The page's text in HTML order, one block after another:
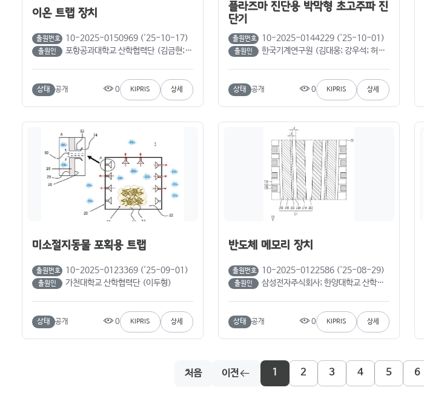
이온 트랩 장치
출원번호 10-2025-0150969 ('25-10-17)
출원인 포항공과대학교 산학협력단 (김금현; 이문주; 이혜구)
상태 공개 0 KIPRIS 상세
플라즈마 진단용 박막형 초고주파 진
단기
출원번호 10-2025-0144229 ('25-10-01)
출원인 한국기계연구원 (김대웅; 강우석; 허민; 이진영; 김형우; 김무영)
상태 공개 0 KIPRIS 상세
미소절지동물 포획용 트랩
출원번호 10-2025-0123369 ('25-09-01)
출원인 가천대학교 산학협력단 (이두형)
상태 공개 0 KIPRIS 상세
반도체 메모리 장치
출원번호 10-2025-0122586 ('25-08-29)
출원인 삼성전자주식회사; 한양대학교 산학협력단 (노영지; 박진성; 송윤흡; 김완기; 하대원)
상태 공개 0 KIPRIS 상세
처음 이전 1 2 3 4 5 6